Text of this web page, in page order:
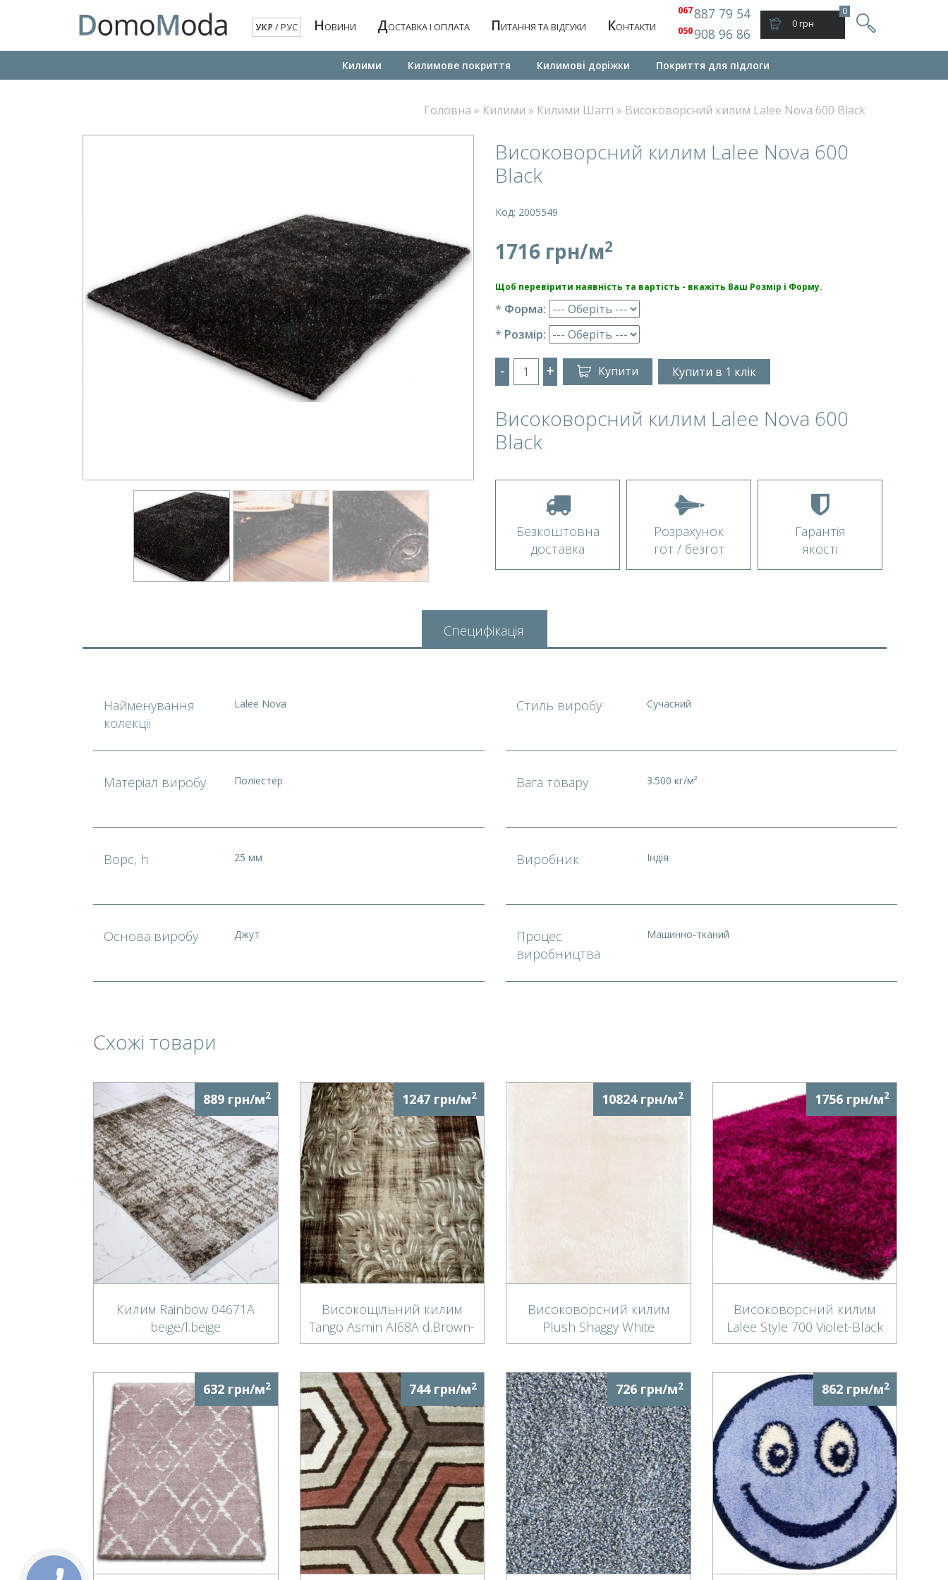
УКР /РУС НОВИНИ ДОСТАВКА І ОПЛАТА ПИТАННЯ ТА ВІДГУКИ КОНТАКТИ
Килими Килимове покриття Килимовi дорiжки Покриття для підлоги
067887 79 54
050908 96 86
0
0 грн
Головна » Килими » Килими Шаггі » Високоворсний килим Lalee Nova 600 Black
Високоворсний килим Lalee Nova 600
Black
Код: 2005549
1716 грн/м2
Щоб перевірити наявність та вартість - вкажіть Ваш Розмір і Форму.
* Форма:
* Розмір:
- + Купити Купити в 1 клік
Високоворсний килим Lalee Nova 600
Black
Безкоштовна
доставка
Розрахунок
гот / безгот
Гарантія
якості
Специфікація
Найменування
колекції
Lalee Nova
Матеріал виробу Поліестер
Ворс, h 25 мм
Основа виробу Джут
Стиль виробу Сучасний
Вага товару 3.500 кг/м²
Виробник Індія
Процес
виробництва
Машинно-тканий
Схожі товари
889 грн/м2
Килим Rainbow 04671A
beige/l.beige
1247 грн/м2
Високощільний килим
Tango Asmin AI68A d.Brown-
l.Beige
10824 грн/м2
Високоворсний килим
Plush Shaggy White
1756 грн/м2
Високоворсний килим
Lalee Style 700 Violet-Black
632 грн/м2 744 грн/м2 726 грн/м2 862 грн/м2